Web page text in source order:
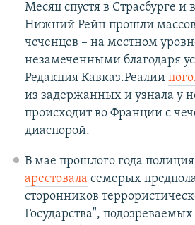
Месяц спустя в Страсбурге и
Нижний Рейн прошли
чеченцев – на местном
незамеченными благодаря
Редакция Кавказ.Реалии
из задержанных и узнала у
происходит во Франции с
диаспорой.
В мае прошлого года
арестовала семерых
сторонников
Государства", подозреваемых